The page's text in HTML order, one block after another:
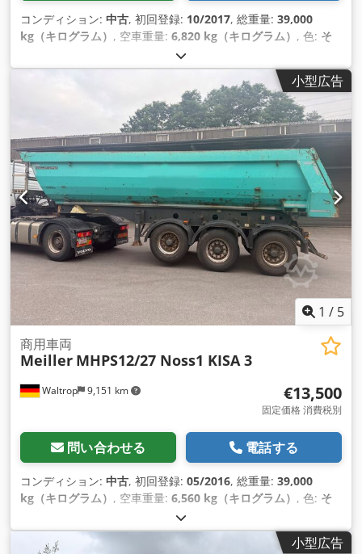
コンディション: 中古, 初回登録: 10/2017, 総重量: 39,000
kg（キログラム） , 空車重量: 6,820 kg（キログラム） , 色: そ
, 排出クラス:
32,180 kg（キログラム）, 次回検査（TÜV）:03/2027, サスペ
, 積載スペース容量: 24 m³, 荷室長: 7,500
2,300 mm, 荷室高:1,400 mm, 後輪タイヤサイ
, 運転席:その他, ホイールベース:1,310
mm,
小型広告
1 / 5
Waltrop 9,151 km
商用車両
Meiller MHPS12/27 Noss1 KISA 3
€13,500
固定価格 消費税別
問い合わせる 電話する
コンディション: 中古, 初回登録: 05/2016, 総重量: 39,000
kg（キログラム） , 空車重量: 6,560 kg（キログラム） , 色: そ
, 排出クラス:
32,440 kg（キログラム）, 次回検査（TÜV）:10/2026, サスペ
ンション:
385/65 R22.5, 運転席:そ
小型広告